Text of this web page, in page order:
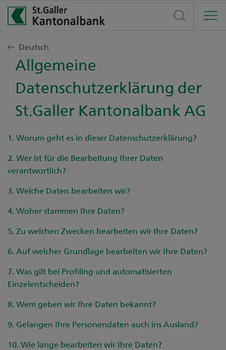
Privatkunden
Finanzieren
Anlegen
Vorsorge
Kinder & Jugendliche
St.Galler Finanzberatung
Geschäftskunden
Finanzieren
Anlegen
Vorsorge
Konten, Karten, Zahlen
Börse und Märkte
Unsere Empfehlungen
Noten und Devisen
Börsendaten
Unternehmen
Gesellschaft
Karriere
Aktionäre
Kontakt
Medien
Digital Banking
Kontakt
unter0844 811 811
Servicezeiten: 07:30 bis 17:30
Deutsch
Allgemeine
Datenschutzerklärung der
St.Galler Kantonalbank AG
1. Worum geht es in dieser Datenschutzerklärung?
2. Wer ist für die Bearbeitung Ihrer Daten
verantwortlich?
3. Welche Daten bearbeiten wir?
4. Woher stammen Ihre Daten?
5. Zu welchen Zwecken bearbeiten wir Ihre Daten?
6. Auf welcher Grundlage bearbeiten wir Ihre Daten?
7. Was gilt bei Profiling und automatisierten
Einzelentscheiden?
8. Wem geben wir Ihre Daten bekannt?
9. Gelangen Ihre Personendaten auch ins Ausland?
10. Wie lange bearbeiten wir Ihre Daten?